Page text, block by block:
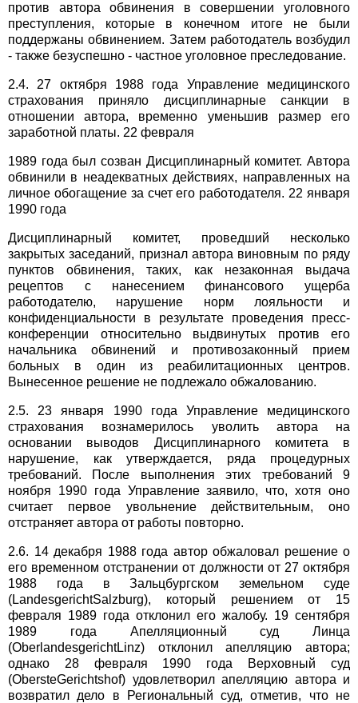
против автора обвинения в совершении уголовного
преступления, которые в конечном итоге не были
поддержаны обвинением. Затем работодатель возбудил
- также безуспешно - частное уголовное преследование.
2.4. 27 октября 1988 года Управление медицинского
страхования приняло дисциплинарные санкции в
отношении автора, временно уменьшив размер его
заработной платы. 22 февраля
1989 года был созван Дисциплинарный комитет. Автора
обвинили в неадекватных действиях, направленных на
личное обогащение за счет его работодателя. 22 января
1990 года
Дисциплинарный комитет, проведший несколько
закрытых заседаний, признал автора виновным по ряду
пунктов обвинения, таких, как незаконная выдача
рецептов с нанесением финансового ущерба
работодателю, нарушение норм лояльности и
конфиденциальности в результате проведения пресс-
конференции относительно выдвинутых против его
начальника обвинений и противозаконный прием
больных в один из реабилитационных центров.
Вынесенное решение не подлежало обжалованию.
2.5. 23 января 1990 года Управление медицинского
страхования вознамерилось уволить автора на
основании выводов Дисциплинарного комитета в
нарушение, как утверждается, ряда процедурных
требований. После выполнения этих требований 9
ноября 1990 года Управление заявило, что, хотя оно
считает первое увольнение действительным, оно
отстраняет автора от работы повторно.
2.6. 14 декабря 1988 года автор обжаловал решение о
его временном отстранении от должности от 27 октября
1988 года в Зальцбургском земельном суде
(LandesgerichtSalzburg), который решением от 15
февраля 1989 года отклонил его жалобу. 19 сентября
1989 года Апелляционный суд Линца
(OberlandesgerichtLinz) отклонил апелляцию автора;
однако 28 февраля 1990 года Верховный суд
(ObersteGerichtshof) удовлетворил апелляцию автора и
возвратил дело в Региональный суд, отметив, что не